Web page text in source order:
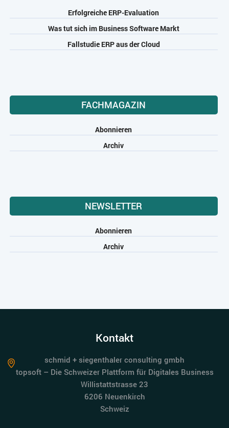
Erfolgreiche ERP-Evaluation
Was tut sich im Business Software Markt
Fallstudie ERP aus der Cloud
FACHMAGAZIN
Abonnieren
Archiv
NEWSLETTER
Abonnieren
Archiv
Kontakt
schmid + siegenthaler consulting gmbh
topsoft – Die Schweizer Plattform für Digitales Business
Willistattstrasse 23
6206 Neuenkirch
Schweiz